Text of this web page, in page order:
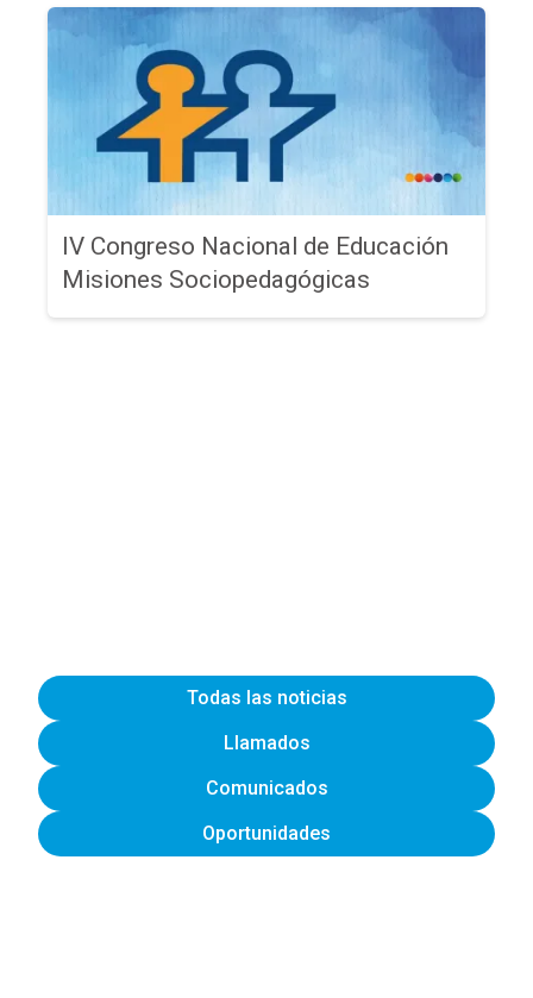
IV Congreso Nacional de Educación
Misiones Sociopedagógicas
Todas las noticias
Llamados
Comunicados
Oportunidades